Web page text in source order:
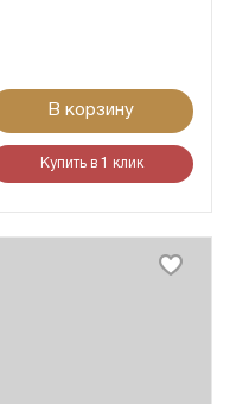
В корзину
Купить в 1 клик